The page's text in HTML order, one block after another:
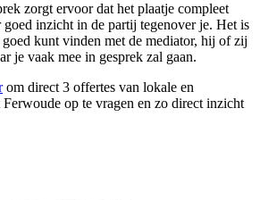
zorgt ervoor dat het plaatje compleet
inzicht in de partij tegenover je. Het is
kunt vinden met de mediator, hij of zij
je vaak mee in gesprek zal gaan.
om direct 3 offertes van lokale en
Ferwoude op te vragen en zo direct inzicht